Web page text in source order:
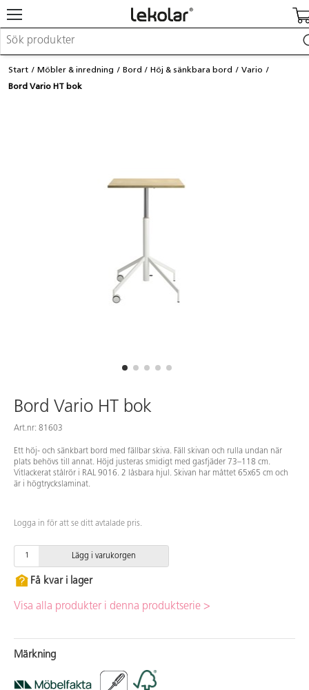
Möbler & inredning
Lekplatsutrustning & utemiljö
Logga in / Registrera dig
Start Möbler & inredning Bord Höj & sänkbara bord
Vario
Bord Vario HT bok
Bord Vario HT bok
Art.nr: 81603
Ett höj- och sänkbart bord med fällbar skiva. Fäll skivan och rulla undan när
plats behövs till annat. Höjd justeras smidigt med gasfjäder 73–118 cm.
Vitlackerat stålrör i RAL 9016. 2 låsbara hjul. Skivan har måttet 65x65 cm och
är i högtryckslaminat.
Logga in för att se ditt avtalade pris.
Lägg i varukorgen
Få kvar i lager
Visa alla produkter i denna produktserie >
Märkning